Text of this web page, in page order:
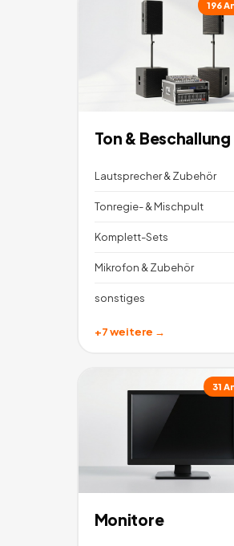
196
Ton & Beschallung
Lautsprecher & Zubehör
Tonregie- & Mischpult
Komplett-Sets
Mikrofon & Zubehör
sonstiges
+7weitere →
31
Monitore